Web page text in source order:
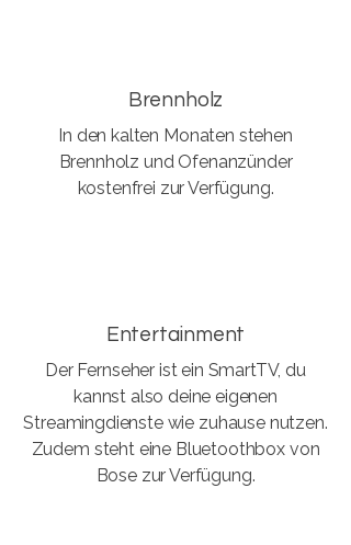
Brennholz
In den kalten Monaten stehen
Brennholz und Ofenanzünder
kostenfrei zur Verfügung.
Entertainment
Der Fernseher ist ein SmartTV, du
kannst also deine eigenen
Streamingdienste wie zuhause nutzen.
Zudem steht eine Bluetoothbox von
Bose zur Verfügung.